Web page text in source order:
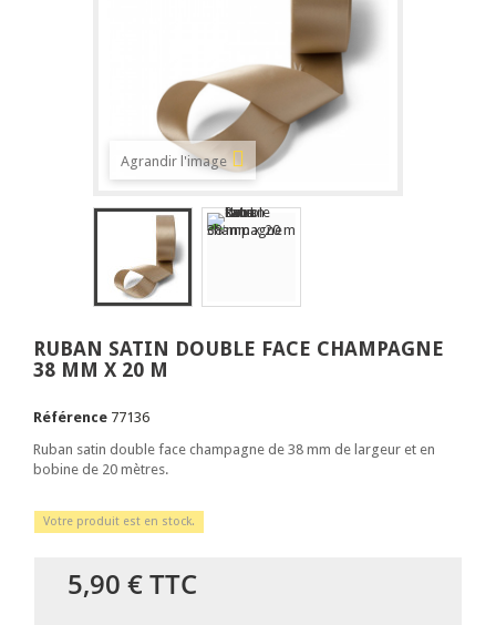
Agrandir l'image
RUBAN SATIN DOUBLE FACE CHAMPAGNE
38 MM X 20 M
Référence 77136
Ruban satin double face champagne de 38 mm de largeur et en
bobine de 20 mètres.
Votre produit est en stock.
5,90 €TTC